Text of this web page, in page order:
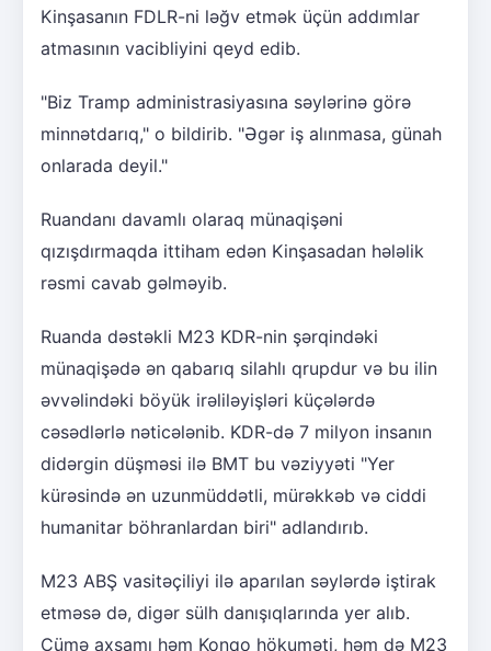
Kinşasanın FDLR-ni ləğv etmək üçün addımlar
atmasının vacibliyini qeyd edib.
"Biz Tramp administrasiyasına səylərinə görə
minnətdarıq," o bildirib. "Əgər iş alınmasa, günah
onlarada deyil."
Ruandanı davamlı olaraq münaqişəni
qızışdırmaqda ittiham edən Kinşasadan hələlik
rəsmi cavab gəlməyib.
Ruanda dəstəkli M23 KDR-nin şərqindəki
münaqişədə ən qabarıq silahlı qrupdur və bu ilin
əvvəlindəki böyük irəliləyişləri küçələrdə
cəsədlərlə nəticələnib. KDR-də 7 milyon insanın
didərgin düşməsi ilə BMT bu vəziyyəti "Yer
kürəsində ən uzunmüddətli, mürəkkəb və ciddi
humanitar böhranlardan biri" adlandırıb.
M23 ABŞ vasitəçiliyi ilə aparılan səylərdə iştirak
etməsə də, digər sülh danışıqlarında yer alıb.
Cümə axşamı həm Konqo hökuməti, həm də M23